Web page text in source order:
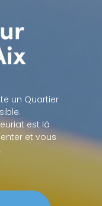
un Quartier
est là
et vous